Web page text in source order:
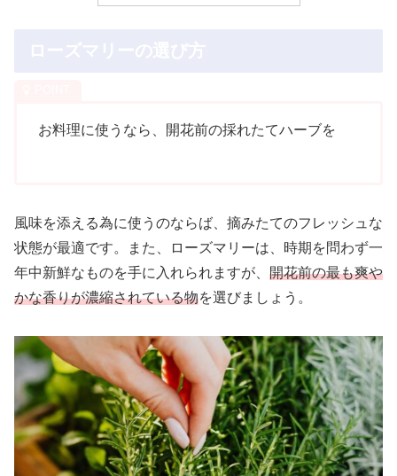
お料理に使うなら、開花前の採れたてハーブを
風味を添える為に使うのならば、摘みたてのフレッシュな
状態が最適です。また、ローズマリーは、時期を問わず一
年中新鮮なものを手に入れられますが、 開花前の最も爽や
かな香りが濃縮されている物を選びましょう。